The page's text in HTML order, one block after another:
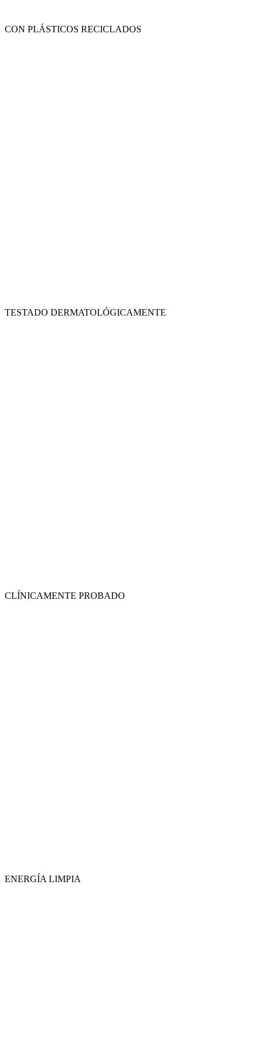
CON PLÁSTICOS RECICLADOS
TESTADO DERMATOLÓGICAMENTE
CLÍNICAMENTE PROBADO
ENERGÍA LIMPIA